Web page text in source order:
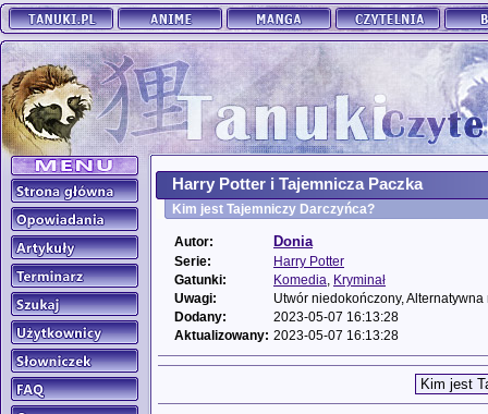
Harry Potter i Tajemnicza Paczka
Kim jest Tajemniczy Darczyńca?
Autor: Donia
Serie:
Harry Potter
Gatunki:
Komedia
Kryminał
Uwagi:
Utwór niedokończony, Alternatywna
Dodany:
2023-05-07 16:13:28
Aktualizowany: 2023-05-07 16:13:28